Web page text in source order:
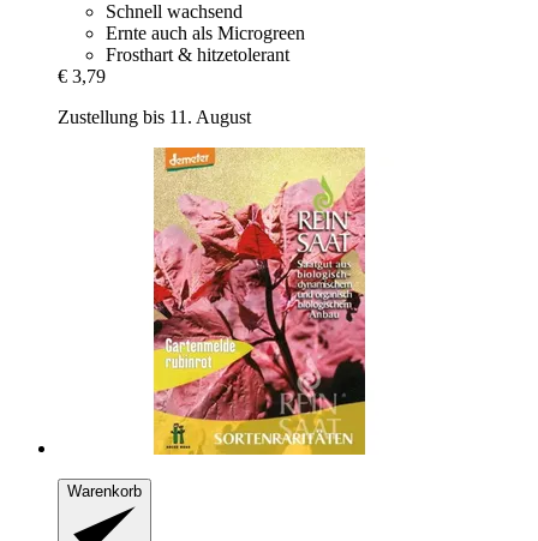
Schnell wachsend
Ernte auch als Microgreen
Frosthart & hitzetolerant
€ 3,79
Zustellung bis 11. August
Warenkorb